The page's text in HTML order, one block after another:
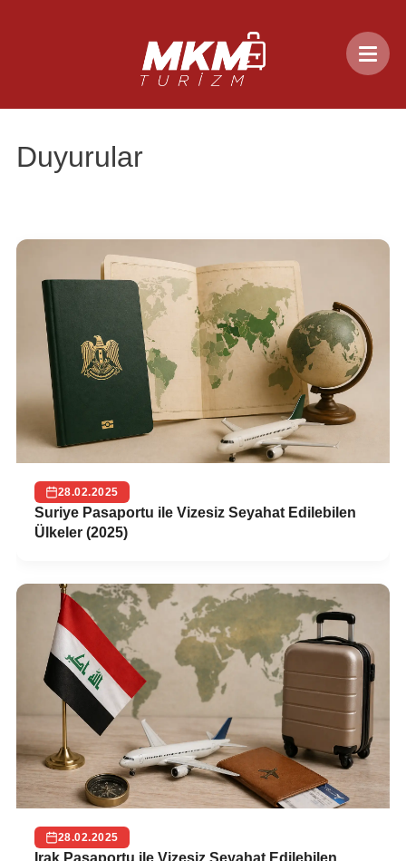
Duyurular
28.02.2025
Suriye Pasaportu ile Vizesiz Seyahat Edilebilen
Ülkeler (2025)
28.02.2025
Irak Pasaportu ile Vizesiz Seyahat Edilebilen